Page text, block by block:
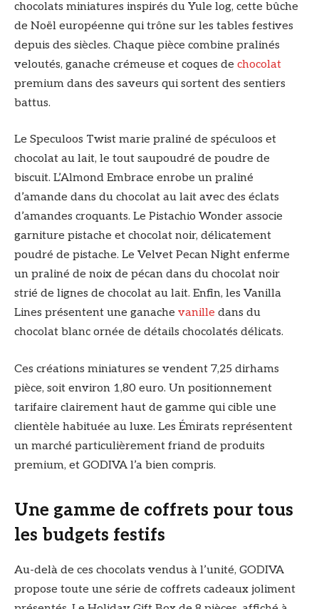
chocolats miniatures inspirés du Yule log, cette bûche
de Noël européenne qui trône sur les tables festives
depuis des siècles. Chaque pièce combine pralinés
veloutés, ganache crémeuse et coques de chocolat
premium dans des saveurs qui sortent des sentiers
battus.
Le Speculoos Twist marie praliné de spéculoos et
chocolat au lait, le tout saupoudré de poudre de
biscuit. L’Almond Embrace enrobe un praliné
d’amande dans du chocolat au lait avec des éclats
d’amandes croquants. Le Pistachio Wonder associe
garniture pistache et chocolat noir, délicatement
poudré de pistache. Le Velvet Pecan Night enferme
un praliné de noix de pécan dans du chocolat noir
strié de lignes de chocolat au lait. Enfin, les Vanilla
Lines présentent une ganache vanille dans du
chocolat blanc ornée de détails chocolatés délicats.
Ces créations miniatures se vendent 7,25 dirhams
pièce, soit environ 1,80 euro. Un positionnement
tarifaire clairement haut de gamme qui cible une
clientèle habituée au luxe. Les Émirats représentent
un marché particulièrement friand de produits
premium, et GODIVA l’a bien compris.
Une gamme de coffrets pour tous
les budgets festifs
Au-delà de ces chocolats vendus à l’unité, GODIVA
propose toute une série de coffrets cadeaux joliment